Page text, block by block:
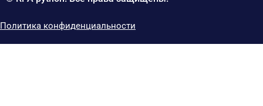
Политика конфиденциальности